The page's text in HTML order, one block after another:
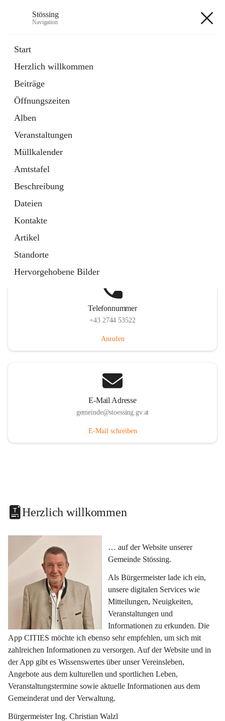
Stössing
Navigation
Start
Herzlich willkommen
Beiträge
Öffnungszeiten
Alben
Veranstaltungen
Müllkalender
Amtstafel
Beschreibung
Dateien
Kontakte
Artikel
Standorte
Hervorgehobene Bilder
Datei
in
Tab
Kindergarten
öffnet
in
neuem
Tab
Telefonnummer
+43 2744 53522
Anrufen
E-Mail Adresse
gemeinde@stoessing.gv.at
E-Mail schreiben
Herzlich willkommen
… auf der Website unserer
Gemeinde Stössing.
Als Bürgermeister lade ich ein,
unsere digitalen Services wie
Mitteilungen, Neuigkeiten,
Veranstaltungen und
Informationen zu erkunden. Die
App CITIES möchte ich ebenso sehr empfehlen, um sich mit
zahlreichen Informationen zu versorgen. Auf der Website und in
der App gibt es Wissenswertes über unser Vereinsleben,
Angebote aus dem kulturellen und sportlichen Leben,
Veranstaltungstermine sowie aktuelle Informationen aus dem
Gemeinderat und der Verwaltung.
Bürgermeister Ing. Christian Walzl